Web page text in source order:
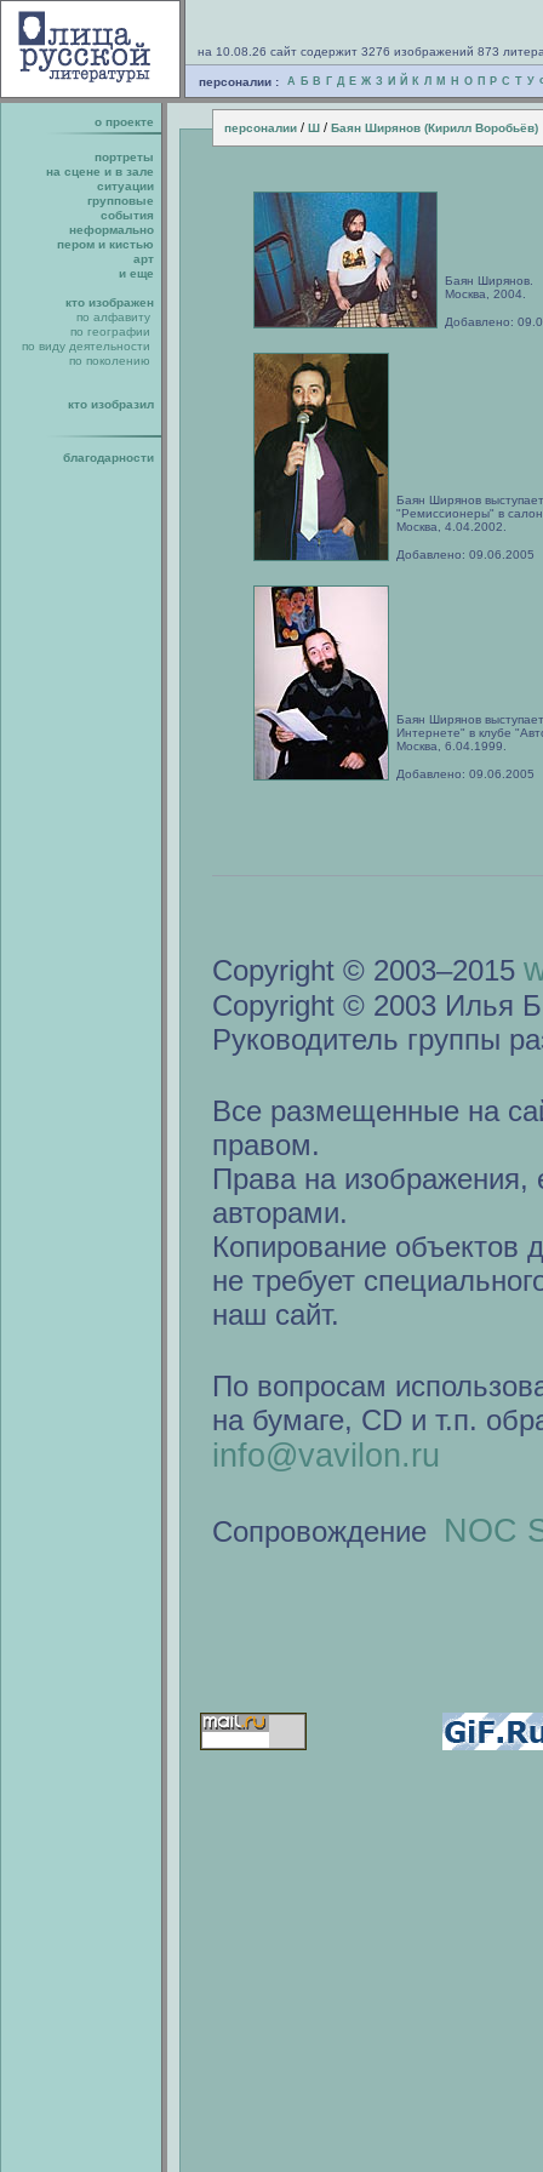
на 10.08.26 сайт содержит 3276 изображений 873
персоналии : А Б В Г Д Е Ж З И Й К Л М Н О П Р С Т У
о проекте персоналии / Ш / Баян Ширянов (Кирилл Воробьёв)
портреты
на сцене и в зале
ситуации
групповые
события
неформально
пером и кистью
арт
и еще
кто изображен
по алфавиту
по географии
по виду деятельности
по поколению
кто изобразил
благодарности
Баян Ширянов.
Москва, 2004.
Добавлено:
Баян Ширянов
"Ремиссионеры" в
Москва, 4.04.2002.
Добавлено: 09.06.2005
Баян Ширянов
Интернете" в клубе
Москва, 6.04.1999.
Добавлено: 09.06.2005
Copyright © 2003–2015
Copyright © 2003 Илья
Руководитель группы
Все размещенные на
правом.
Права на изображения,
авторами.
Копирование объектов
не требует
наш сайт.
По вопросам
на бумаге, CD и т.п.
info@vavilon.ru
Сопровождение NOC